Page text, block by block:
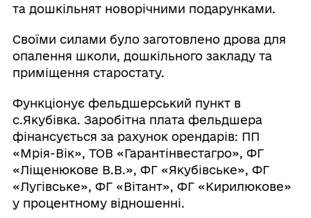
та дошкільнят новорічними подарунками.
Своїми силами було заготовлено дрова для
опалення школи, дошкільного закладу та
приміщення старостату.
Функціонує фельдшерський пункт в
с.Якубівка. Заробітна плата фельдшера
фінансується за рахунок орендарів: ПП
«Мрія-Вік», ТОВ «Гарантінвестагро», ФГ
«Ліщенюкове В.В.», ФГ «Якубівське», ФГ
«Лугівське», ФГ «Вітант», ФГ «Кирилюкове»
у процентному відношенні.